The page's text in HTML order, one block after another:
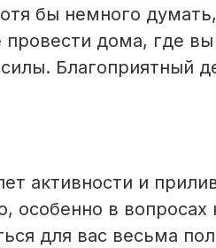
бы немного
дома, где вы
Благоприятный
активности и
особенно в
для вас весьма